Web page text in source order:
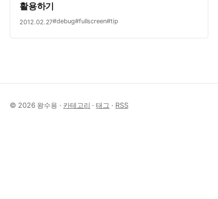
활용하기
2012.02.27#debug#fullscreen#tip
© 2026 왕수용 · 카테고리 ·태그 · RSS